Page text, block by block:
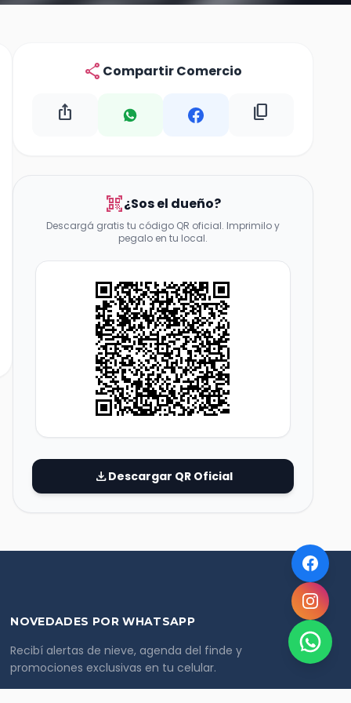
share Compartir Comercio
ios_share content_copy
qr_code_scanner¿Sos el dueño?
Descargá gratis tu código QR oficial. Imprimilo y
pegalo en tu local.
downloadDescargar QR Oficial
NOVEDADES POR WHATSAPP
Recibí alertas de nieve, agenda del finde y
promociones exclusivas en tu celular.